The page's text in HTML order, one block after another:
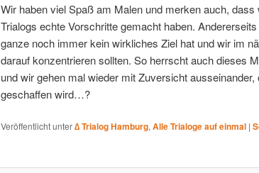
Wir haben viel Spaß am Malen und merken auch,
Trialogs echte Vorschritte gemacht haben.
ganze noch immer kein wirkliches Ziel hat und wir im
darauf konzentrieren sollten. So herrscht auch dieses
und wir gehen mal wieder mit Zuversicht
geschaffen wird…?
Veröffentlicht unter∆ Trialog Hamburg, Alle Trialoge auf einmal |